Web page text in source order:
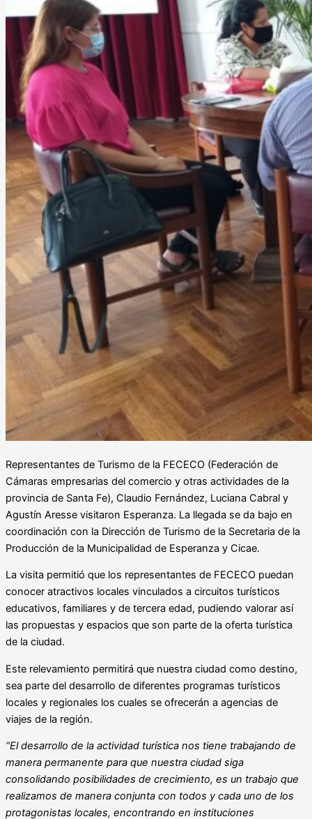
Representantes de Turismo de la FECECO (Federación de
Cámaras empresarias del comercio y otras actividades de la
provincia de Santa Fe), Claudio Fernández, Luciana Cabral y
Agustín Aresse visitaron Esperanza. La llegada se da bajo en
coordinación con la Dirección de Turismo de la Secretaria de la
Producción de la Municipalidad de Esperanza y Cicae.
La visita permitió que los representantes de FECECO puedan
conocer atractivos locales vinculados a circuitos turísticos
educativos, familiares y de tercera edad, pudiendo valorar así
las propuestas y espacios que son parte de la oferta turística
de la ciudad.
Este relevamiento permitirá que nuestra ciudad como destino,
sea parte del desarrollo de diferentes programas turísticos
locales y regionales los cuales se ofrecerán a agencias de
viajes de la región.
“El desarrollo de la actividad turística nos tiene trabajando de
manera permanente para que nuestra ciudad siga
consolidando posibilidades de crecimiento, es un trabajo que
realizamos de manera conjunta con todos y cada uno de los
protagonistas locales, encontrando en instituciones